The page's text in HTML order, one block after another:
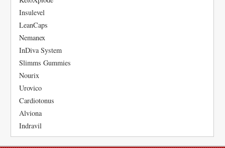
Insulevel
LeanCaps
Nemanex
InDiva System
Slimms Gummies
Nourix
Urovico
Cardiotonus
Alviona
Indravil